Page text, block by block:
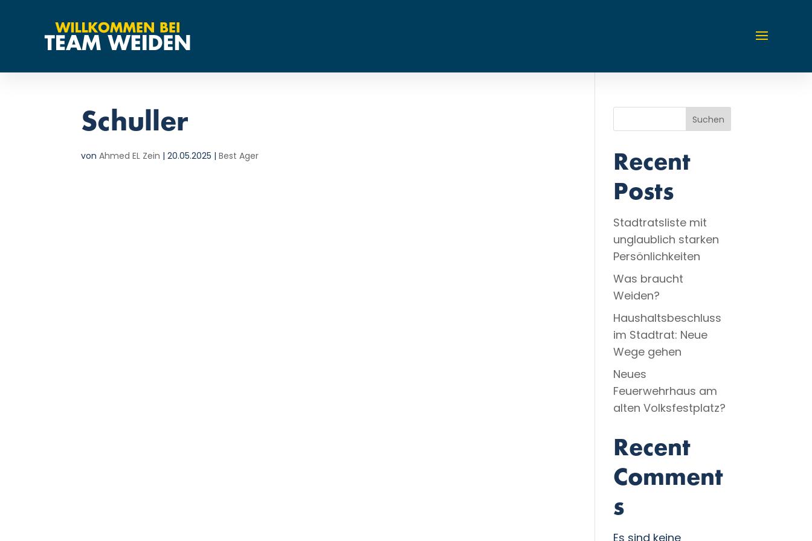
Schuller
vonAhmed EL Zein |20.05.2025 |Best Ager
Suchen
Recent
Posts
Stadtratsliste mit
unglaublich starken
Persönlichkeiten
Was braucht
Weiden?
Haushaltsbeschluss
im Stadtrat: Neue
Wege gehen
Neues
Feuerwehrhaus am
alten Volksfestplatz?
Recent
Comment
s
Es sind keine